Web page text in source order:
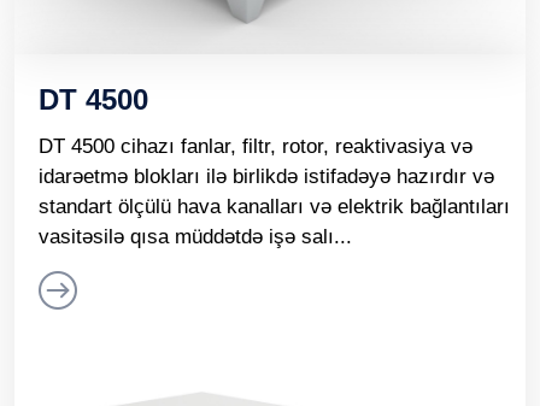
DT 4500
DT 4500 cihazı fanlar, filtr, rotor, reaktivasiya və
idarəetmə blokları ilə birlikdə istifadəyə hazırdır və
standart ölçülü hava kanalları və elektrik bağlantıları
vasitəsilə qısa müddətdə işə salı...